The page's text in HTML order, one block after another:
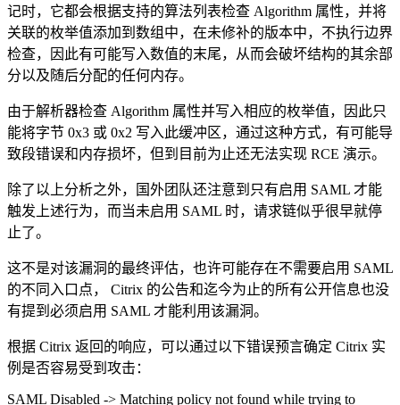
记时，它都会根据支持的算法列表检查 Algorithm 属性，并将
关联的枚举值添加到数组中，在未修补的版本中，不执行边界
检查，因此有可能写入数值的末尾，从而会破坏结构的其余部
分以及随后分配的任何内存。
由于解析器检查 Algorithm 属性并写入相应的枚举值，因此只
能将字节 0x3 或 0x2 写入此缓冲区，通过这种方式，有可能导
致段错误和内存损坏，但到目前为止还无法实现 RCE 演示。
除了以上分析之外，国外团队还注意到只有启用 SAML 才能
触发上述行为，而当未启用 SAML 时，请求链似乎很早就停
止了。
这不是对该漏洞的最终评估，也许可能存在不需要启用 SAML
的不同入口点， Citrix 的公告和迄今为止的所有公开信息也没
有提到必须启用 SAML 才能利用该漏洞。
根据 Citrix 返回的响应，可以通过以下错误预言确定 Citrix 实
例是否容易受到攻击：
SAML Disabled -> Matching policy not found while trying to